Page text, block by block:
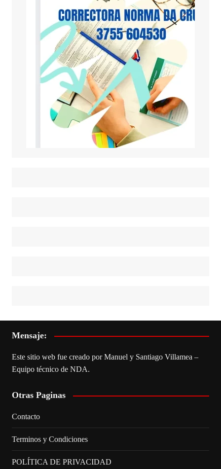
Mensaje:
Este sitio web fue creado por Manuel y Santiago Villamea –
Equipo técnico de NDA.
Otras Paginas
Contacto
Terminos y Condiciones
POLÍTICA DE PRIVACIDAD